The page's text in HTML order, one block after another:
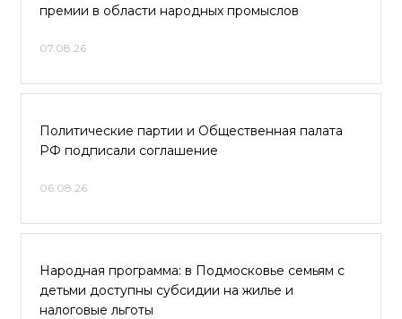
премии в области народных промыслов
07.08.26
Политические партии и Общественная палата
РФ подписали соглашение
06.08.26
Народная программа: в Подмосковье семьям с
детьми доступны субсидии на жилье и
налоговые льготы